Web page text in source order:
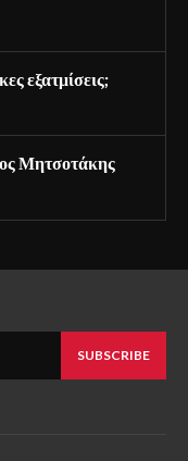
εξατμίσεις;
Μητσοτάκης
SUBSCRIBE